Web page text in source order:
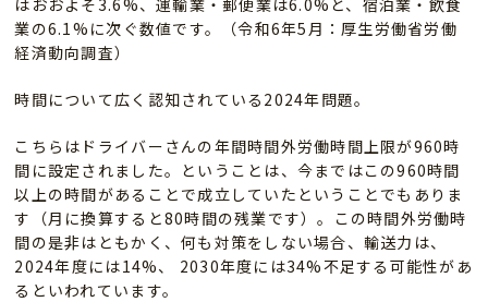
業の6.1%に次ぐ数値です。（令和6年5月：厚生労働省労働
経済動向調査）
時間について広く認知されている2024年問題。
こちらはドライバーさんの年間時間外労働時間上限が960時
間に設定されました。ということは、今まではこの960時間
以上の時間があることで成立していたということでもありま
す（月に換算すると80時間の残業です）。この時間外労働時
間の是非はともかく、何も対策をしない場合、輸送力は、
2024年度には14%、 2030年度には34%不足する可能性があ
るといわれています。